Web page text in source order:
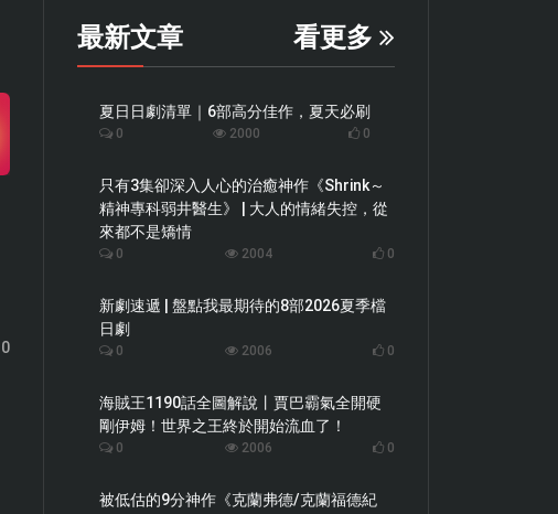
0
最新文章 看更多
夏日日劇清單｜6部高分佳作，夏天必刷
0 2000 0
只有3集卻深入人心的治癒神作《Shrink～
精神專科弱井醫生》 | 大人的情緒失控，從
來都不是矯情
0 2004 0
新劇速遞 | 盤點我最期待的8部2026夏季檔
日劇
0 2006 0
海賊王1190話全圖解說丨賈巴霸氣全開硬
剛伊姆！世界之王終於開始流血了！
0 2006 0
被低估的9分神作《克蘭弗德/克蘭福德紀